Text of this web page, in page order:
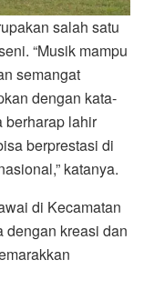
salah satu
“Musik mampu
semangat
dengan kata-
berharap lahir
berprestasi di
katanya.
di Kecamatan
dengan kreasi dan